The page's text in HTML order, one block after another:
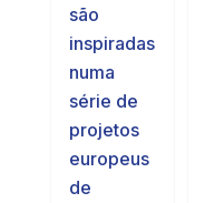
são
inspiradas
numa
série de
projetos
europeus
de